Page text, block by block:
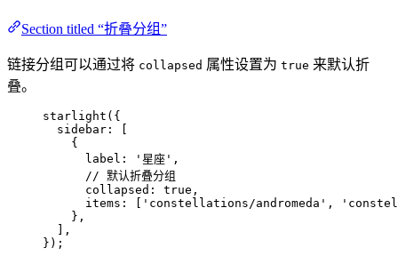
Section titled “折叠分组”
链接分组可以通过将 collapsed 属性设置为 true 来默认折
叠。
starlight ({
sidebar: [
{
label:
' 星座 ' ,
// 默认折叠分组
collapsed: true ,
items: [
' constellations/andromeda ' , '
},
],
});